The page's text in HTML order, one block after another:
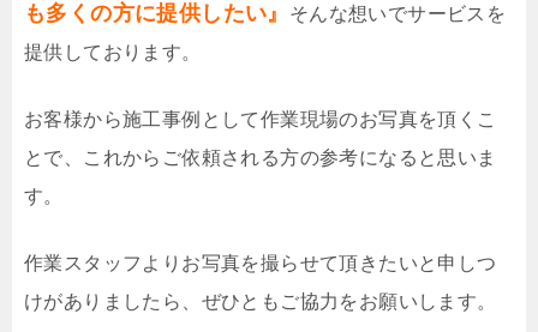
も多くの方に提供したい』
そんな想いでサービスを
提供しております。
お客様から施工事例として作業現場のお写真を頂くこ
とで、これからご依頼される方の参考になると思いま
す。
作業スタッフよりお写真を撮らせて頂きたいと申しつ
けがありましたら、ぜひともご協力をお願いします。